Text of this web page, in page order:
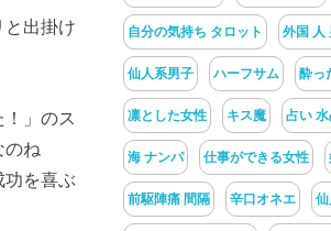
出掛け
」のス
のね
を喜ぶ
自分の気持ち タロット 外国 人
仙人系男子 ハーフサム 酔っ
凛とした女性 キス魔 占い
海 ナンパ 仕事ができる女性
前駆陣痛 間隔 辛口オネエ